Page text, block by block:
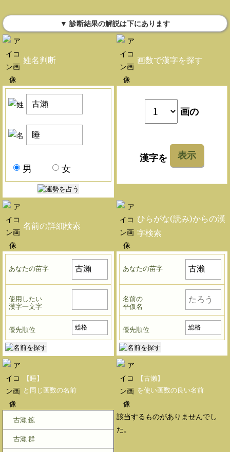
▼ 診断結果の解説は下にあります
姓名判断
男 女
画数で漢字を探す
画の
漢字を 表示
名前の詳細検索
あなたの苗字
使用したい
漢字一文字
優先順位
ひらがな(読み)からの漢
字検索
あなたの苗字
名前の
平仮名
優先順位
【睡】
と同じ画数の名前
古瀨 鉱
古瀨 群
【古瀨】
を使い画数の良い名前
該当するものがありませんでし
た。